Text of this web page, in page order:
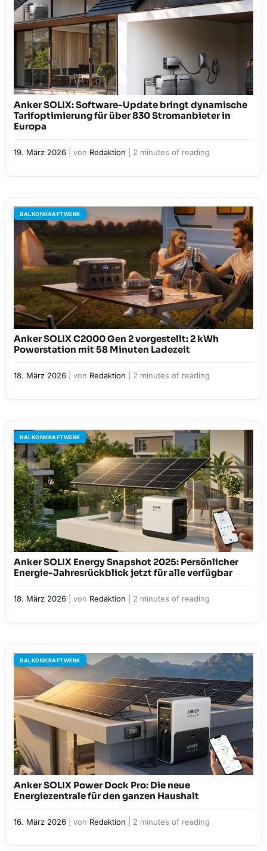
Anker SOLIX: Software-Update bringt dynamische
Tarifoptimierung für über 830 Stromanbieter in
Europa
19. März 2026 | von Redaktion 2 minutes of reading
Anker SOLIX C2000 Gen 2 vorgestellt: 2 kWh
Powerstation mit 58 Minuten Ladezeit
18. März 2026 | von Redaktion 2 minutes of reading
BALKONKRAFTWERK
Anker SOLIX Energy Snapshot 2025: Persönlicher
Energie-Jahresrückblick jetzt für alle verfügbar
18. März 2026 | von Redaktion 2 minutes of reading
BALKONKRAFTWERK
Anker SOLIX Power Dock Pro: Die neue
Energiezentrale für den ganzen Haushalt
16. März 2026 | von Redaktion 2 minutes of reading
BALKONKRAFTWERK